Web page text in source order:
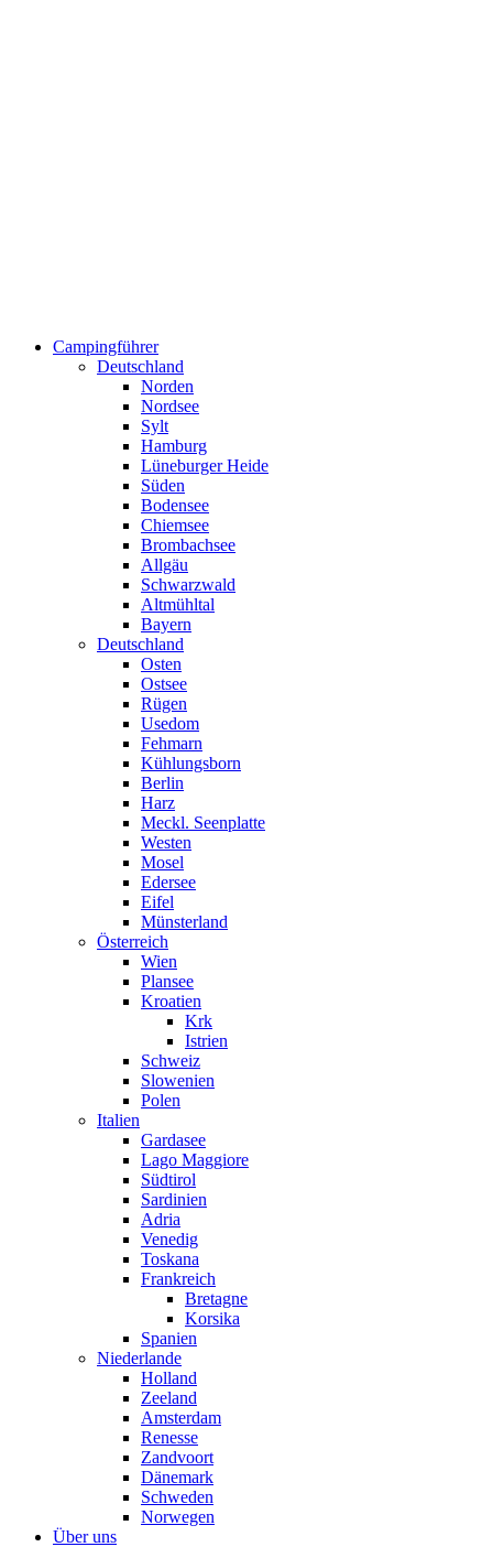
Campingführer
Deutschland
Norden
Nordsee
Sylt
Hamburg
Lüneburger Heide
Süden
Bodensee
Chiemsee
Brombachsee
Allgäu
Schwarzwald
Altmühltal
Bayern
Deutschland
Osten
Ostsee
Rügen
Usedom
Fehmarn
Kühlungsborn
Berlin
Harz
Meckl. Seenplatte
Westen
Mosel
Edersee
Eifel
Münsterland
Österreich
Wien
Plansee
Kroatien
Krk
Istrien
Schweiz
Slowenien
Polen
Italien
Gardasee
Lago Maggiore
Südtirol
Sardinien
Adria
Venedig
Toskana
Frankreich
Bretagne
Korsika
Spanien
Niederlande
Holland
Zeeland
Amsterdam
Renesse
Zandvoort
Dänemark
Schweden
Norwegen
Über uns